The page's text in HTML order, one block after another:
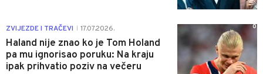
ZVIJEZDE I TRAČEVI 17.07.2026.
Haland nije znao ko je Tom Holand
pa mu ignorisao poruku: Na kraju
ipak prihvatio poziv na večeru
0